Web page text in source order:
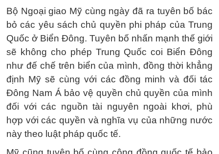
Bộ Ngoại giao Mỹ cùng ngày đã ra tuyên bố bác
bỏ các yêu sách chủ quyền phi pháp của Trung
Quốc ở Biển Đông. Tuyên bố nhấn mạnh thế giới
sẽ không cho phép Trung Quốc coi Biển Đông
như đế chế trên biển của mình, đồng thời khẳng
định Mỹ sẽ cùng với các đồng minh và đối tác
Đông Nam Á bảo vệ quyền chủ quyền của mình
đối với các nguồn tài nguyên ngoài khơi, phù
hợp với các quyền và nghĩa vụ của những nước
này theo luật pháp quốc tế.